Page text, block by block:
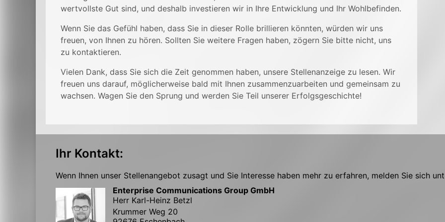
wertvollste Gut sind, und deshalb investieren wir in Ihre Entwicklung und Ihr Wohlbefinden.
Wenn Sie das Gefühl haben, dass Sie in dieser Rolle brillieren könnten, würden wir uns
freuen, von Ihnen zu hören. Sollten Sie weitere Fragen haben, zögern Sie bitte nicht, uns
zu kontaktieren.
Vielen Dank, dass Sie sich die Zeit genommen haben, unsere Stellenanzeige zu lesen. Wir
freuen uns darauf, möglicherweise bald mit Ihnen zusammenzuarbeiten und gemeinsam zu
wachsen. Wagen Sie den Sprung und werden Sie Teil unserer Erfolgsgeschichte!
Ihr Kontakt:
Wenn Ihnen unser Stellenangebot zusagt und Sie Interesse haben mehr zu erfahren, melden Sie sich
Enterprise Communications Group GmbH
Herr Karl-Heinz Betzl
Krummer Weg 20